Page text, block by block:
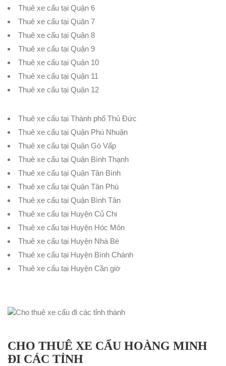
Thuê xe cẩu tại Quận 6
Thuê xe cẩu tại Quận 7
Thuê xe cẩu tại Quận 8
Thuê xe cẩu tại Quận 9
Thuê xe cẩu tại Quận 10
Thuê xe cẩu tại Quận 11
Thuê xe cẩu tại Quận 12
Thuê xe cẩu tại Thành phố Thủ Đức
Thuê xe cẩu tại Quận Phú Nhuận
Thuê xe cẩu tại Quận Gò Vấp
Thuê xe cẩu tại Quận Bình Thạnh
Thuê xe cẩu tại Quận Tân Bình
Thuê xe cẩu tại Quận Tân Phú
Thuê xe cẩu tại Quận Bình Tân
Thuê xe cẩu tại Huyện Củ Chi
Thuê xe cẩu tại Huyện Hóc Môn
Thuê xe cẩu tại Huyện Nhà Bè
Thuê xe cẩu tại Huyện Bình Chánh
Thuê xe cẩu tại Huyện Cần giờ
CHO THUÊ XE CẨU HOÀNG MINH
ĐI CÁC TỈNH